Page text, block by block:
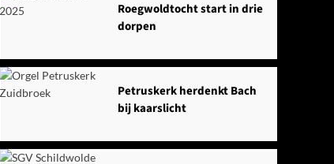
Roegwoldtocht start in drie
dorpen
Petruskerk herdenkt Bach
bij kaarslicht